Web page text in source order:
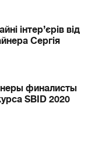
інтер’єрів від
Сергія
финалисты
SBID 2020